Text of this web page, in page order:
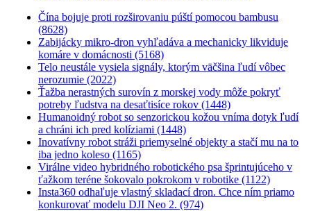
Čína bojuje proti rozširovaniu púští pomocou bambusu
(8628)
Zabijácky mikro-dron vyhľadáva a mechanicky likviduje
komáre v domácnosti (5168)
Telo neustále vysiela signály, ktorým väčšina ľudí vôbec
nerozumie (2022)
Ťažba nerastných surovín z morskej vody môže pokryť
potreby ľudstva na desaťtisíce rokov (1448)
Humanoidný robot so senzorickou kožou vníma dotyk ľudí
a chráni ich pred kolíziami (1448)
Inovatívny robot stráži priemyselné objekty a stačí mu na to
iba jedno koleso (1165)
Virálne video hybridného robotického psa šprintujúceho v
ťažkom teréne šokovalo pokrokom v robotike (1122)
Insta360 odhaľuje vlastný skladací dron. Chce ním priamo
konkurovať modelu DJI Neo 2. (974)